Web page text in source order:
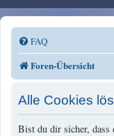
FAQ
Foren-Übersicht
Alle Cookies
Bist du dir sicher, dass